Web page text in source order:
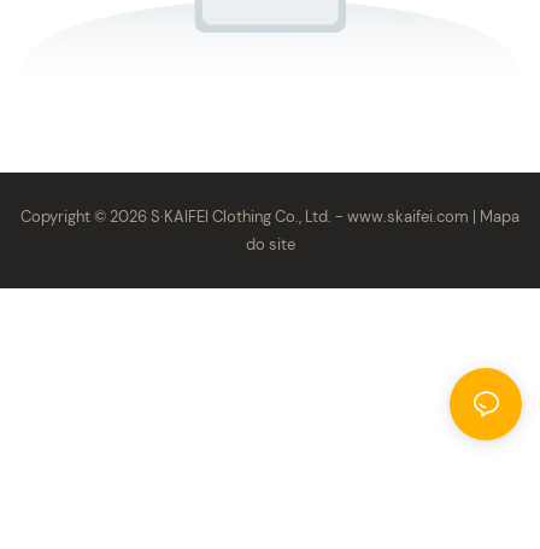
Copyright © 2026 S·KAIFEI Clothing Co., Ltd. - www.skaifei.com | Mapa
do site